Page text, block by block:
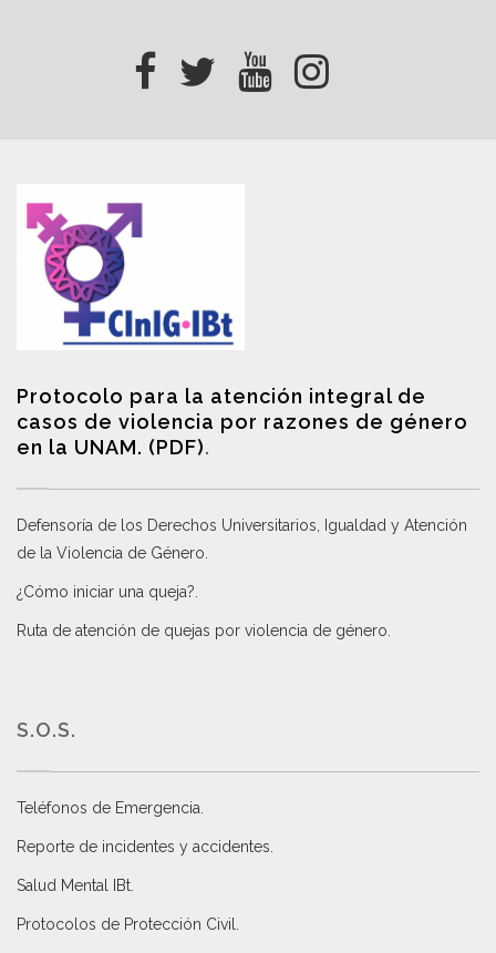
Protocolo para la atención integral de
casos de violencia por razones de género
en la UNAM. (PDF).
Defensoría de los Derechos Universitarios, Igualdad y Atención
de la Violencia de Género
¿Cómo iniciar una queja?
Ruta de atención de quejas por violencia de género
S.O.S.
Teléfonos de Emergencia.
Reporte de incidentes y accidentes
Salud Mental IBt
Protocolos de Protección Civil